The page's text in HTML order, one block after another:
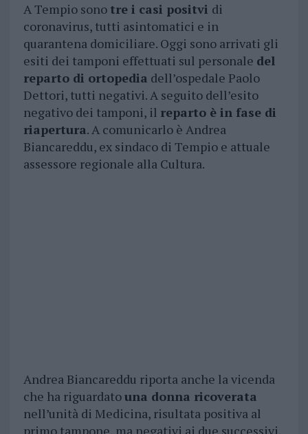
A Tempio sono tre i casi positvi di
coronavirus, tutti asintomatici e in
quarantena domiciliare. Oggi sono arrivati gli
esiti dei tamponi effettuati sul personale del
reparto di ortopedia dell’ospedale Paolo
Dettori, tutti negativi. A seguito dell’esito
negativo dei tamponi, il reparto è in fase di
riapertura. A comunicarlo è Andrea
Biancareddu, ex sindaco di Tempio e attuale
assessore regionale alla Cultura.
Andrea Biancareddu riporta anche la vicenda
che ha riguardatouna donna ricoverata
nell’unità di Medicina, risultata positiva al